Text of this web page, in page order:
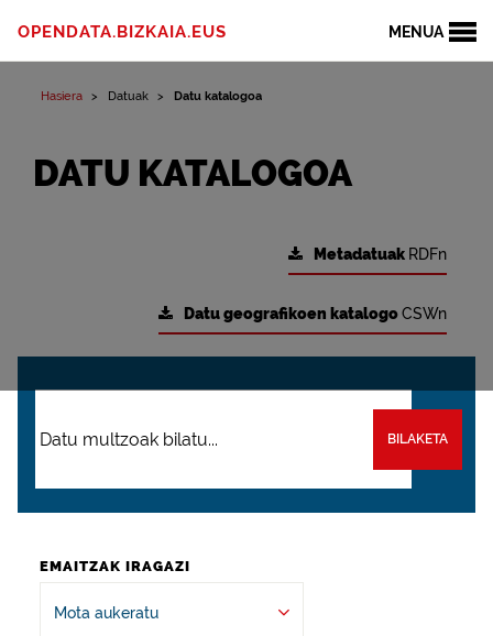
MENUA
OPENDATA.BIZKAIA.EUS
Hasiera Datuak Datu katalogoa
DATU KATALOGOA
Metadatuak RDFn
Datu geografikoen katalogoCSWn
BILAKETA
EMAITZAK IRAGAZI
Mota aukeratu